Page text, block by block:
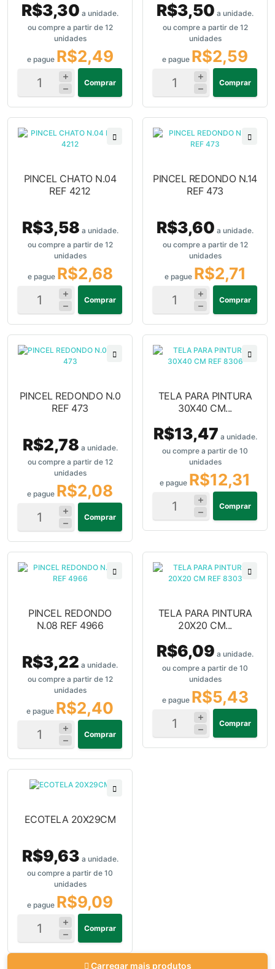
R$3,30 a unidade.
ou compre a partir de 12
unidades
e pague R$2,49
Comprar
R$3,50 a unidade.
ou compre a partir de 12
unidades
e pague R$2,59
Comprar
PINCEL CHATO N.04
REF 4212
R$3,58 a unidade.
ou compre a partir de 12
unidades
e pague R$2,68
Comprar
PINCEL REDONDO N.14
REF 473
R$3,60 a unidade.
ou compre a partir de 12
unidades
e pague R$2,71
Comprar
PINCEL REDONDO N.0
REF 473
R$2,78 a unidade.
ou compre a partir de 12
unidades
e pague R$2,08
Comprar
TELA PARA PINTURA
30X40 CM...
R$13,47 a unidade.
ou compre a partir de 10
unidades
e pague R$12,31
Comprar
PINCEL REDONDO
N.08 REF 4966
R$3,22 a unidade.
ou compre a partir de 12
unidades
e pague R$2,40
Comprar
TELA PARA PINTURA
20X20 CM...
R$6,09 a unidade.
ou compre a partir de 10
unidades
e pague R$5,43
Comprar
ECOTELA 20X29CM
R$9,63 a unidade.
ou compre a partir de 10
unidades
e pague R$9,09
Comprar
Carregar mais produtos